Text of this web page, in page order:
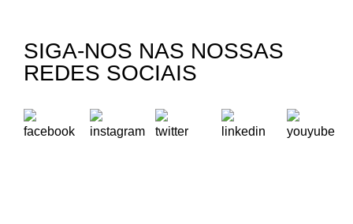
SIGA-NOS NAS NOSSAS
REDES SOCIAIS